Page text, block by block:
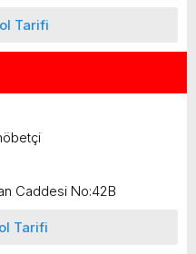
Tarifi
Caddesi No:42B
Tarifi